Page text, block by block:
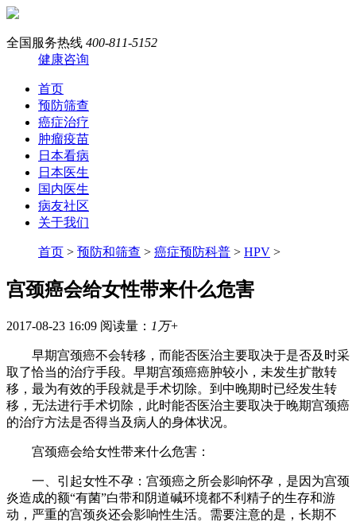
全国服务热线 400-811-5152
健康咨询
首页
预防筛查
癌症治疗
肿瘤疫苗
日本看病
日本医生
国内医生
病友社区
关于我们
首页 > 预防和筛查 > 癌症预防科普 > HPV >
宫颈癌会给女性带来什么危害
2017-08-23 16:09 阅读量： 1万+
早期宫颈癌不会转移，而能否医治主要取决于是否及时采
取了恰当的治疗手段。早期宫颈癌癌肿较小，未发生扩散转
移，最为有效的手段就是手术切除。到中晚期时已经发生转
移，无法进行手术切除，此时能否医治主要取决于晚期宫颈癌
的治疗方法是否得当及病人的身体状况。
宫颈癌会给女性带来什么危害：
一、引起女性不孕：宫颈癌之所会影响怀孕，是因为宫颈
炎造成的额“有菌”白带和阴道碱环境都不利精子的生存和游
动，严重的宫颈炎还会影响性生活。需要注意的是，长期不